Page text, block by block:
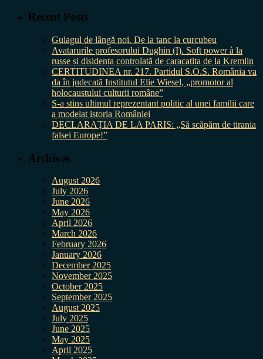
Recent Posts
Gulagul de lângă noi. De la tanc la curcubeu
Avatarurile profesorului Dughin (I). Soft power à la
russe și disidența controlată de caracatița de la Kremlin
CERTITUDINEA nr. 217. Partidul S.O.S. România va
da în judecată Institutul Elie Wiesel, „promotor al
holocaustului culturii române”
S-a stins ultimul reprezentant politic al unei familii care
a modelat istoria României
DECLARAȚIA DE LA PARIS: „Să scăpăm de tirania
falsei Europe!”
Archives
August 2026
July 2026
June 2026
May 2026
April 2026
March 2026
February 2026
January 2026
December 2025
November 2025
October 2025
September 2025
August 2025
July 2025
June 2025
May 2025
April 2025